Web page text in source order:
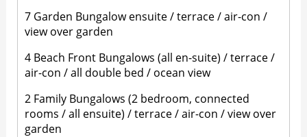
7 Garden Bungalow ensuite / terrace / air-con /
view over garden
4 Beach Front Bungalows (all en-suite) / terrace /
air-con / all double bed / ocean view
2 Family Bungalows (2 bedroom, connected
rooms / all ensuite) / terrace / air-con / view over
garden